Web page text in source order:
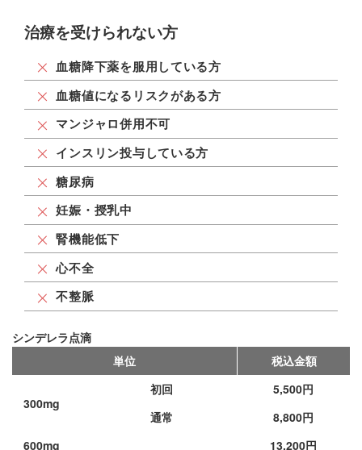
治療を受けられない方
血糖降下薬を服用している方
血糖値になるリスクがある方
マンジャロ併用不可
インスリン投与している方
糖尿病
妊娠・授乳中
腎機能低下
心不全
不整脈
シンデレラ点滴
単位
税込金額
300mg
初回
5,500円
通常
8,800円
600mg
13,200円